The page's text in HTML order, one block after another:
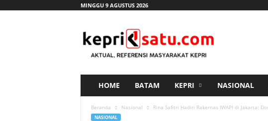
MINGGU 9 AGUSTUS 2026
HOME BATAM KEPRI NASIONAL
Beranda Nasional Rina Safitri Hadiri Rakernas IWAPI di Jakarta:
NASIONAL